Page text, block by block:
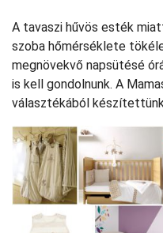
A tavaszi hűvös esték
szoba hőmérséklete
megnövekvő napsütésé
is kell gondolnunk. A
választékából